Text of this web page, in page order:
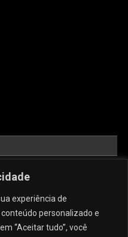
experiência de
personalizado e
“Aceitar tudo”, você
O Melhor Site De